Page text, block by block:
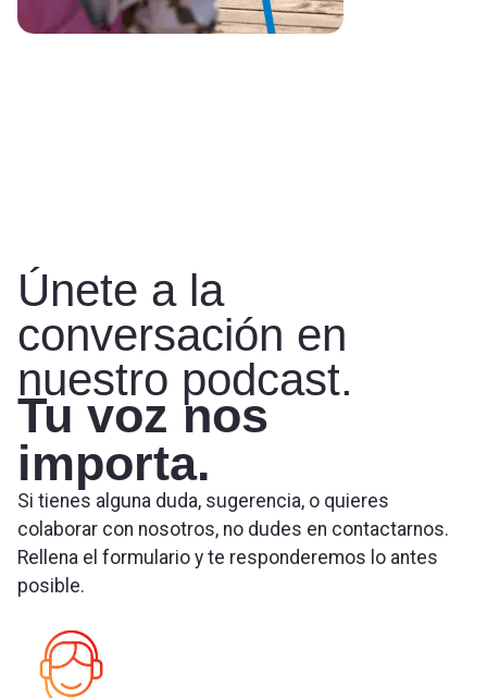
Únete a la
conversación en
nuestro podcast.
Tu voz nos
importa.
Si tienes alguna duda, sugerencia, o quieres
colaborar con nosotros, no dudes en contactarnos.
Rellena el formulario y te responderemos lo antes
posible.